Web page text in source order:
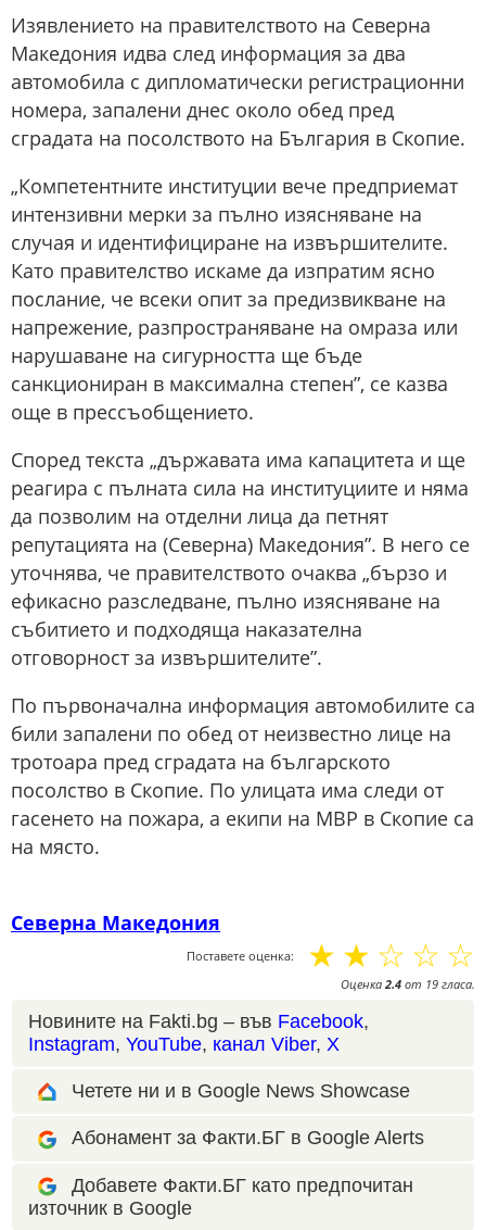
Изявлението на правителството на Северна
Македония идва след информация за два
автомобила с дипломатически регистрационни
номера, запалени днес около обед пред
сградата на посолството на България в Скопие.
„Компетентните институции вече предприемат
интензивни мерки за пълно изясняване на
случая и идентифициране на извършителите.
Като правителство искаме да изпратим ясно
послание, че всеки опит за предизвикване на
напрежение, разпространяване на омраза или
нарушаване на сигурността ще бъде
санкциониран в максимална степен”, се казва
още в прессъобщението.
Според текста „държавата има капацитета и ще
реагира с пълната сила на институциите и няма
да позволим на отделни лица да петнят
репутацията на (Северна) Македония”. В него се
уточнява, че правителството очаква „бързо и
ефикасно разследване, пълно изясняване на
събитието и подходяща наказателна
отговорност за извършителите”.
По първоначална информация автомобилите са
били запалени по обед от неизвестно лице на
тротоара пред сградата на българското
посолство в Скопие. По улицата има следи от
гасенето на пожара, а екипи на МВР в Скопие са
на място.
Северна Македония
Поставете оценка: ☆
☆
☆
☆
☆
Оценка2.4 от 19 гласа.
Новините на Fakti.bg – във Facebook,
Instagram, YouTube, канал Viber, X
Четете ни и в Google News Showcase
Абонамент за Факти.БГ в Google Alerts
Добавете Факти.БГ като предпочитан
източник в Google